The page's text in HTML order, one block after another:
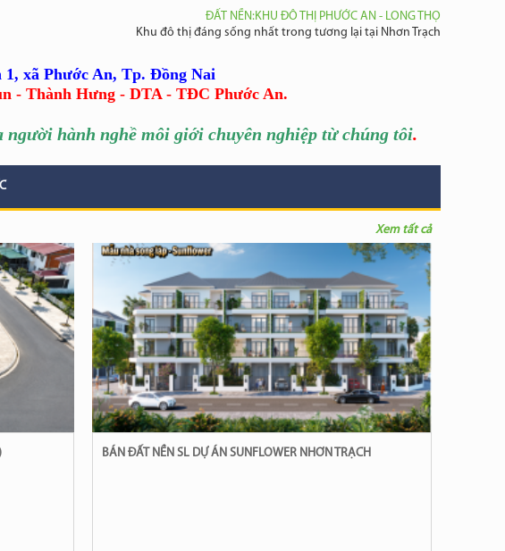
ĐẤT NỀN:KHU ĐÔ THỊ PHƯỚC AN - LONG THỌ
Khu đô thị đáng sống nhất trong tương lại tại Nhơn Trạch
1, xã Phước An, Tp. Đồng Nai
- Thành Hưng - DTA - TĐC Phước An.
người hành nghề môi giới chuyên nghiệp từ chúng tôi.
BÁN ĐẤT NỀN SL DỰ ÁN SUNFLOWER NHƠN TRẠCH
Xem tất cả